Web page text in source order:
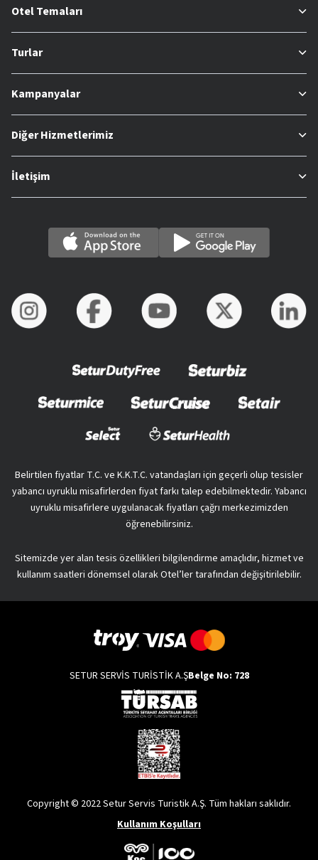
Otel Temaları
Turlar
Kampanyalar
Diğer Hizmetlerimiz
İletişim
Belirtilen fiyatlar T.C. ve K.K.T.C. vatandaşları için geçerli olup tesisler
yabancı uyruklu misafirlerden fiyat farkı talep edebilmektedir. Yabancı
uyruklu misafirlere uygulanacak fiyatları çağrı merkezimizden
öğrenebilirsiniz.
Sitemizde yer alan tesis özellikleri bilgilendirme amaçlıdır, hizmet ve
kullanım saatleri dönemsel olarak Otel’ler tarafından değişitirilebilir.
SETUR SERVİS TURİSTİK A.ŞBelge No: 728
Copyright © 2022 Setur Servis Turistik A.Ş. Tüm hakları saklıdır.
Kullanım Koşulları